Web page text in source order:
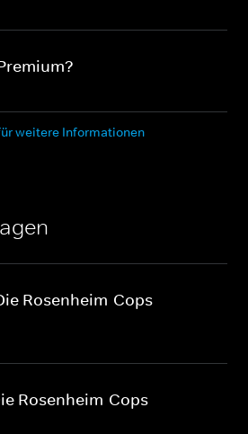
weitere Informationen
Rosenheim-Cops
Rosenheim-Cops